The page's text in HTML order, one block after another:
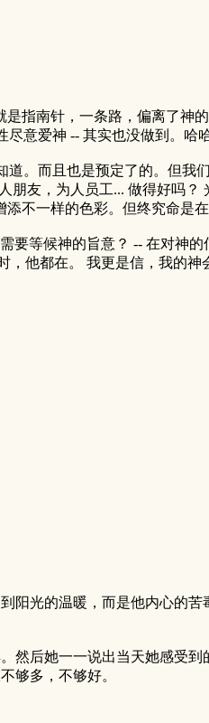
指南针，一条路，偏离了神
尽意爱神 -- 其实也没做到。哈
。而且也是预定了的。但
友，为人员工... 做得好吗
不一样的色彩。但终究命是
等候神的旨意？ -- 在对神
他都在。 我更是信，我的
光的温暖，而是他内心的
后她一一说出当天她感受
够多，不够好。